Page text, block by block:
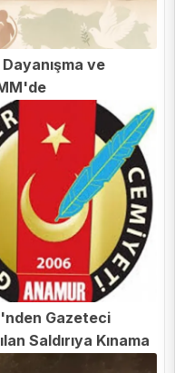
ve
Gazeteci
Saldırıya Kınama